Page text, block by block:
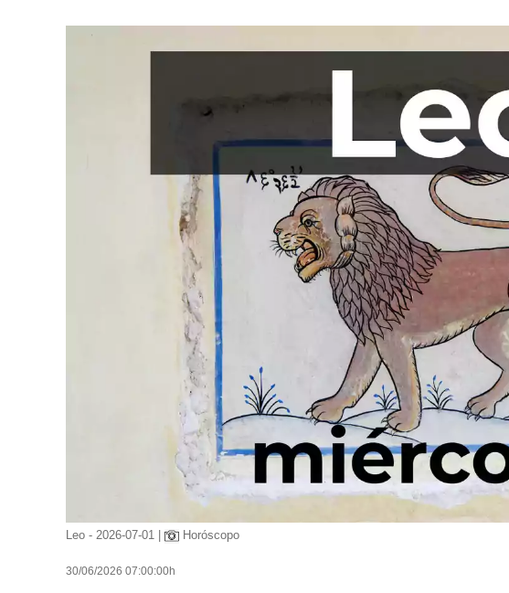
Leo - 2026-07-01 | Horóscopo
30/06/2026 07:00:00h